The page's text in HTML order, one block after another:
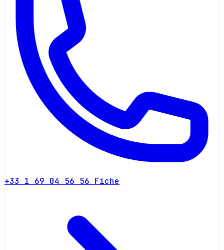
+33 1 69 04 56 56 Fiche